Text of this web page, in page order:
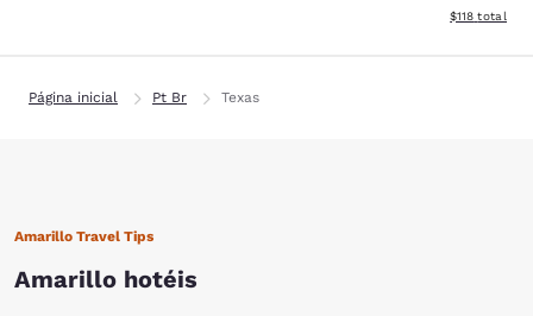
Exibir
$118 total
Página inicial Pt Br Texas
Amarillo Travel Tips
Amarillo hotéis